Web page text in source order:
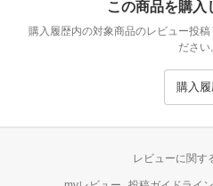
この商品を購入
購入履歴内の対象商品のレビュー投
ださい
購入
レビューに関す